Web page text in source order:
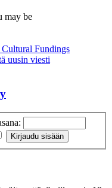
may be
Fundings
uusin viesti